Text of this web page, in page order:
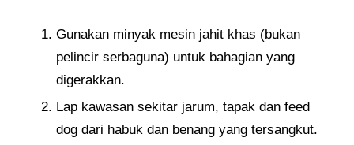
Gunakan minyak mesin jahit khas (bukan
pelincir serbaguna) untuk bahagian yang
digerakkan.
Lap kawasan sekitar jarum, tapak dan feed
dog dari habuk dan benang yang tersangkut.